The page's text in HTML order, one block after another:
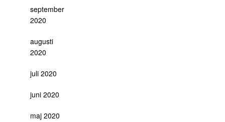
september
2020
augusti
2020
juli 2020
juni 2020
maj 2020